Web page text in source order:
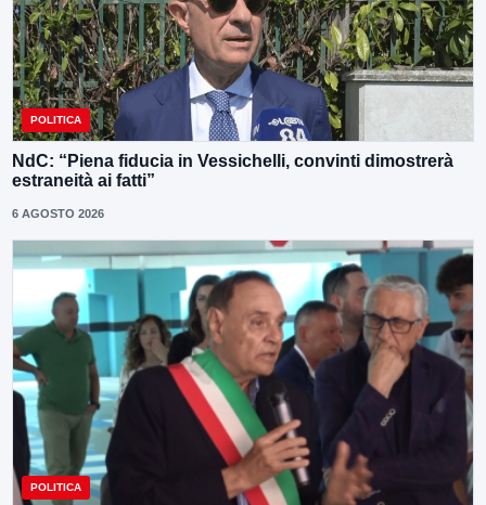
POLITICA
NdC: “Piena fiducia in Vessichelli, convinti dimostrerà
estraneità ai fatti”
6 AGOSTO 2026
POLITICA